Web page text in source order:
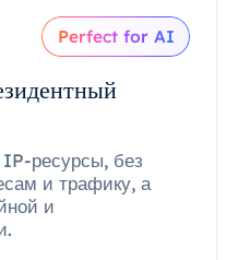
Perfect for AI
ресурсы, без
и трафику, а
и